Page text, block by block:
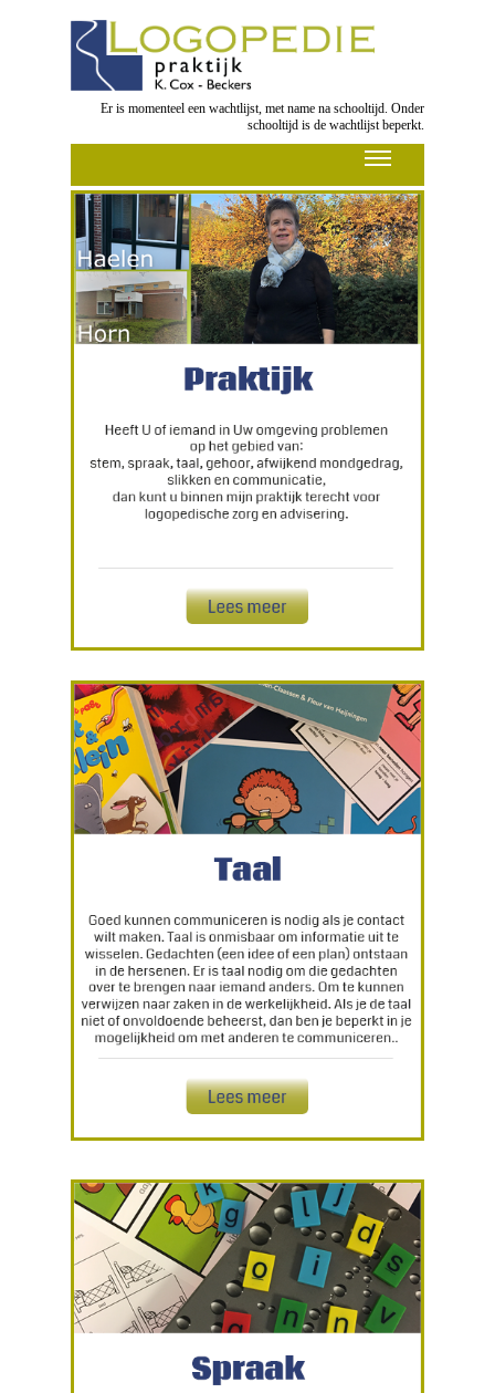
Er is momenteel een wachtlijst, met name na schooltijd. Onder
schooltijd is de wachtlijst beperkt.